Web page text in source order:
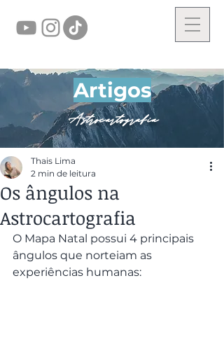
Artigos
Astrocartografia
Os ângulos na
Astrocartografia
Thais Lima
2 min de leitura
O Mapa Natal possui 4 principais
ângulos que norteiam as
experiências humanas: